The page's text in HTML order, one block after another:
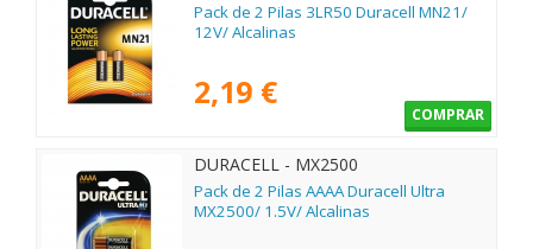
Pack de 2 Pilas 3LR50 Duracell MN21/
12V/ Alcalinas
2,19 €
COMPRAR
DURACELL - MX2500
Pack de 2 Pilas AAAA Duracell Ultra
MX2500/ 1.5V/ Alcalinas